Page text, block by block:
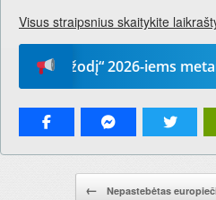
Visus straipsnius skaitykite
žodį“ 2026-iems
Pranešimo navigacija.
← Nepastebėtas